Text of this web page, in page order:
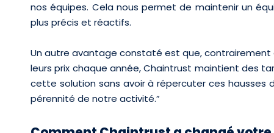
nos équipes. Cela nous permet de maintenir un
plus précis et réactifs.
Un autre avantage constaté est que,
leurs prix chaque année, Chaintrust maintient des
cette solution sans avoir à répercuter ces hausses
pérennité de notre activité.”